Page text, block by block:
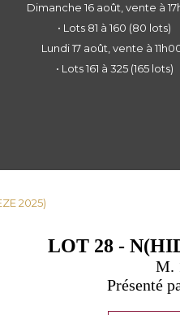
Dimanche 16 août, vente à
• Lots 81 à 160 (80 lots)
Lundi 17 août, vente à
• Lots 161 à 325 (165 lots)
2025)
LOT 28 -
M.
Présenté